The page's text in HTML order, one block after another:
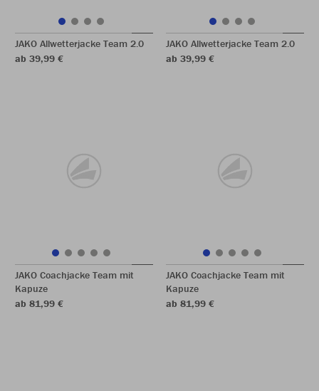
JAKO Allwetterjacke Team 2.0
ab 39,99 €
JAKO Allwetterjacke Team 2.0
ab 39,99 €
JAKO Coachjacke Team mit
Kapuze
ab 81,99 €
JAKO Coachjacke Team mit
Kapuze
ab 81,99 €